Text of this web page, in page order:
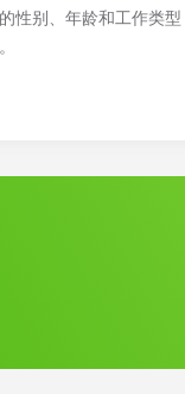
性别、年龄和工作类